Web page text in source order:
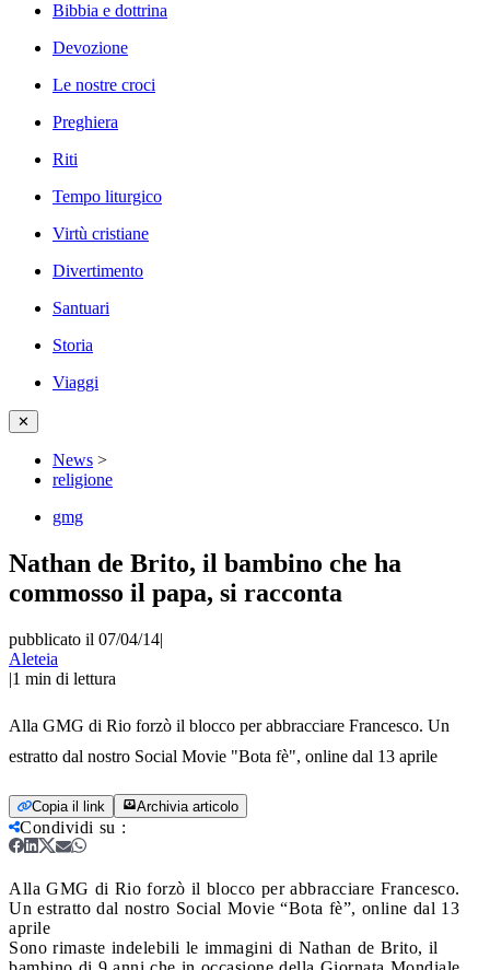
Bibbia e dottrina
Devozione
Le nostre croci
Preghiera
Riti
Tempo liturgico
Virtù cristiane
Divertimento
Santuari
Storia
Viaggi
✕
News >
religione
gmg
Nathan de Brito, il bambino che ha
commosso il papa, si racconta
pubblicato il 07/04/14|
Aleteia
|1 min di lettura
Alla GMG di Rio forzò il blocco per abbracciare Francesco. Un
estratto dal nostro Social Movie "Bota fè", online dal 13 aprile
Copia il link Archivia articolo
Condividi su :
Alla GMG di Rio forzò il blocco per abbracciare Francesco.
Un estratto dal nostro Social Movie “Bota fè”, online dal 13
aprile
Sono rimaste indelebili le immagini di Nathan de Brito, il